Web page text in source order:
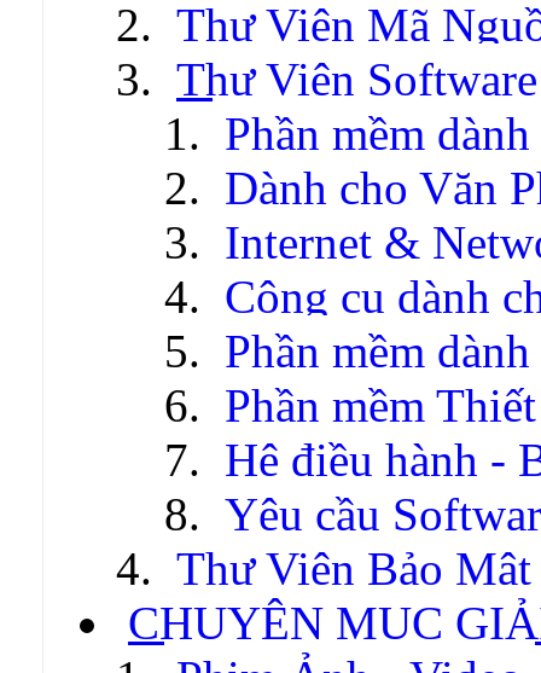
Thư Viện Mã
Thư Viện Software
Phần mềm
Dành cho Văn
Internet &
Công cụ dành
Phần mềm
Phần mềm
Hệ điều hành -
Yêu cầu
Thư Viện Bảo Mật
CHUYÊN MỤC